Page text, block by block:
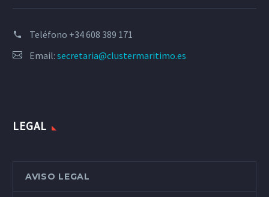
Teléfono +34 608 389 171
Email: secretaria@clustermaritimo.es
LEGAL
AVISO LEGAL